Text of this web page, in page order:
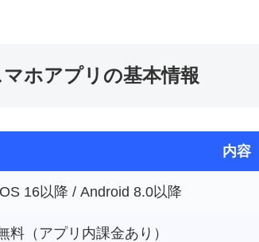
ホアプリの基本情報
内容
16以降 / Android 8.0以降
料（アプリ内課金あり）